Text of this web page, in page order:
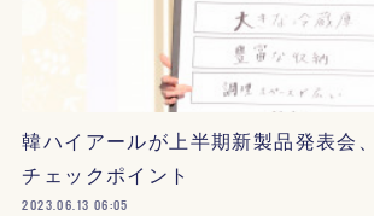
韓ハイアールが上半期新製品発表会
チェックポイント
2023.06.13 06:05